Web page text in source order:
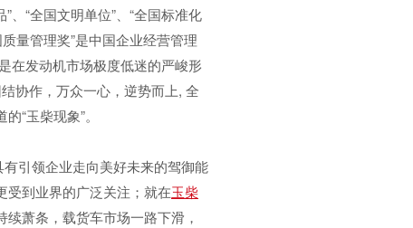
、“全国文明单位”、“全国标准化
量管理奖”是中国企业经营管理
在发动机市场极度低迷的严峻形
协作，万众一心，逆势而上, 全
“玉柴现象”。
引领企业走向美好未来的驾御能
受到业界的广泛关注；就在玉柴
萧条，载货车市场一路下滑，